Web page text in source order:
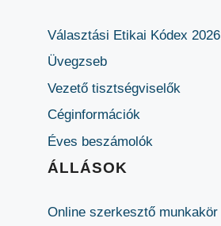
Választási Etikai Kódex 2026
Üvegzseb
Vezető tisztségviselők
Céginformációk
Éves beszámolók
ÁLLÁSOK
Online szerkesztő munkakör